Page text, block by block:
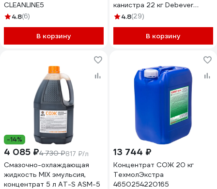
CLEANLINE5
4.8(6)
В корзину
канистра 22 кг Debever
Machining Solutions DB-
4.8(29)
В корзину
-14%
4 085 ₽4 730 ₽817 ₽/л
Смазочно-охлаждающая
жидкость MIX эмульсия,
концентрат 5 л AT-S ASM-5
13 744 ₽
Концентрат СОЖ 20 кг
ТехмолЭкстра
4650254220165